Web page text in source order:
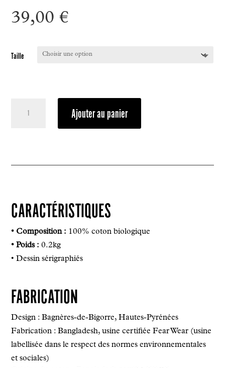
39,00€
Taille
Ajouter au panier
CARACTÉRISTIQUES
• Composition : 100% coton biologique
• Poids : 0.2kg
• Dessin sérigraphiés
FABRICATION
Design : Bagnères-de-Bigorre, Hautes-Pyrénées
Fabrication : Bangladesh, usine certifiée Fear Wear (usine
labellisée dans le respect des normes environnementales
et sociales)